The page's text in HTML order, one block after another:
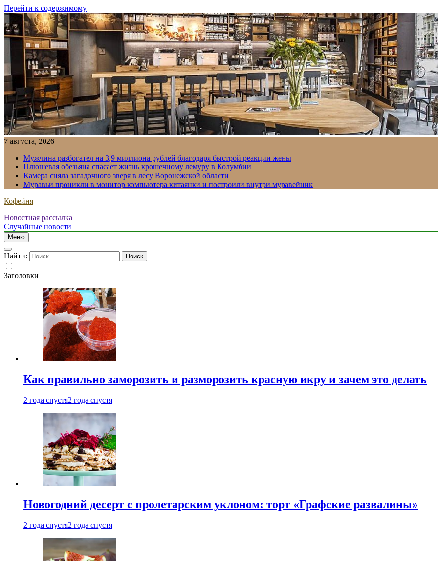
Перейти к содержимому
7 августа, 2026
Мужчина разбогател на 3,9 миллиона рублей благодаря быстрой реакции жены
Плюшевая обезьяна спасает жизнь крошечному лемуру в Колумбии
Камера сняла загадочного зверя в лесу Воронежской области
Муравьи проникли в монитор компьютера китаянки и построили внутри муравейник
Кофейня
Новостная рассылка
Случайные новости
Меню
Найти:
Заголовки
Как правильно заморозить и разморозить красную икру и зачем это делать
2 года спустя2 года спустя
Новогодний десерт с пролетарским уклоном: торт «Графские развалины»
2 года спустя2 года спустя